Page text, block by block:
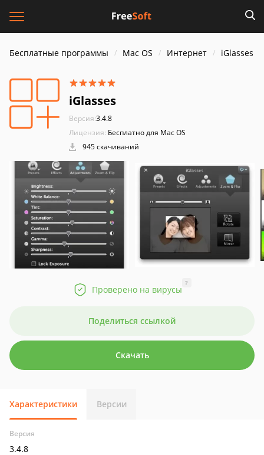
Бесплатные программы Mac OS Интернет iGlasses
iGlasses
Версия:3.4.8
Лицензия: Бесплатно для Mac OS
945 скачиваний
Проверено на вирусы
?
Поделиться ссылкой
Скачать
Характеристики Версии
Версия
3.4.8